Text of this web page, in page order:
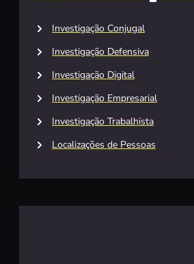
Investigação Conjugal
Investigação Defensiva
Investigação Digital
Investigação Empresarial
Investigação Trabalhista
Localizações de Pessoas